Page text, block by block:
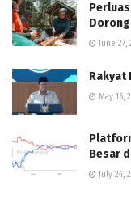
June 27,
Rakyat
May 16,
Besar
July 24,